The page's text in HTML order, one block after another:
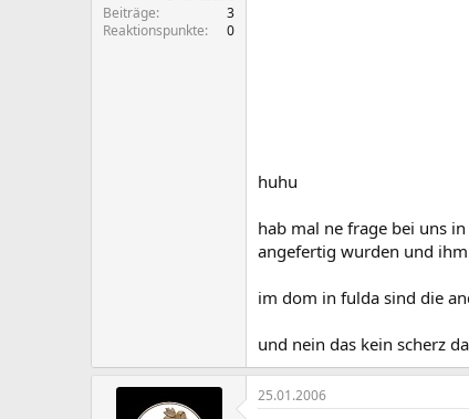
Beiträge
3
Reaktionspunkte
0
huhu
hab mal ne frage bei uns
angefertig wurden und
im dom in fulda sind die
und nein das kein scherz
25.01.2006